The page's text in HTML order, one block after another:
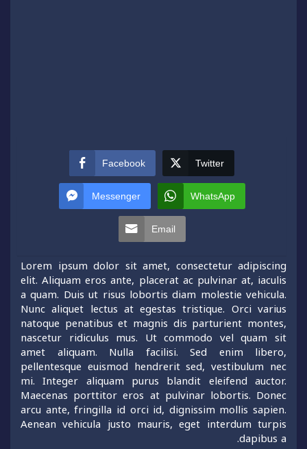
Facebook Twitter
Messenger WhatsApp
Email
Lorem ipsum dolor sit amet, consectetur adipiscing
elit. Aliquam eros ante, placerat ac pulvinar at, iaculis
a quam. Duis ut risus lobortis diam molestie vehicula.
Nunc aliquet lectus at egestas tristique. Orci varius
natoque penatibus et magnis dis parturient montes,
nascetur ridiculus mus. Ut commodo vel quam sit
amet aliquam. Nulla facilisi. Sed enim libero,
pellentesque euismod hendrerit sed, vestibulum nec
mi. Integer aliquam purus blandit eleifend auctor.
Maecenas porttitor eros at pulvinar lobortis. Donec
arcu ante, fringilla id orci id, dignissim mollis sapien.
Aenean vehicula justo mauris, eget interdum turpis
dapibus a.